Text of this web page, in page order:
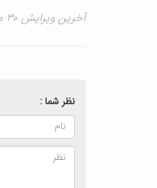
آخرین ویرایش ۳۰ مرداد ۱۴۰۲
نظر شما :